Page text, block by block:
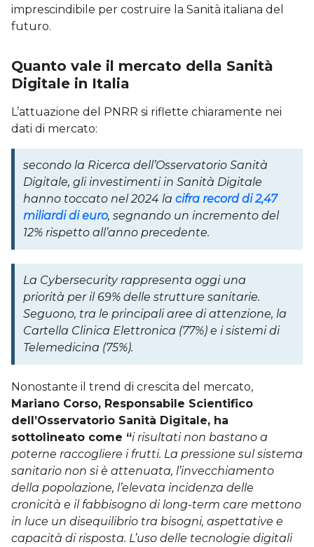
imprescindibile per costruire la Sanità italiana del
futuro.
Quanto vale il mercato della Sanità
Digitale in Italia
L’attuazione del PNRR si riflette chiaramente nei
dati di mercato:
secondo la Ricerca dell’Osservatorio Sanità
Digitale, gli investimenti in Sanità Digitale
hanno toccato nel 2024 la cifra record di 2,47
miliardi di euro, segnando un incremento del
12% rispetto all’anno precedente.
La Cybersecurity rappresenta oggi una
priorità per il 69% delle strutture sanitarie.
Seguono, tra le principali aree di attenzione, la
Cartella Clinica Elettronica (77%) e i sistemi di
Telemedicina (75%).
Nonostante il trend di crescita del mercato,
Mariano Corso, Responsabile Scientifico
dell’Osservatorio Sanità Digitale, ha
sottolineato come “i risultati non bastano a
poterne raccogliere i frutti. La pressione sul sistema
sanitario non si è attenuata, l’invecchiamento
della popolazione, l’elevata incidenza delle
cronicità e il fabbisogno di long-term care mettono
in luce un disequilibrio tra bisogni, aspettative e
capacità di risposta. L’uso delle tecnologie digitali